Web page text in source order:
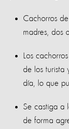
Cachorros
madres, dos
Los
de los turista
día, lo que
Se castiga a
de forma